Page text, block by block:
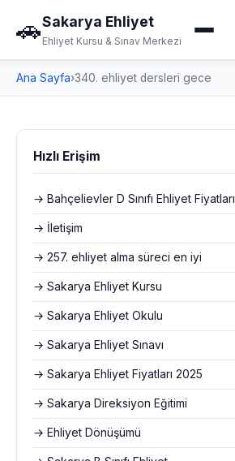
🚗Sakarya Ehliyet
Ehliyet Kursu & Sınav Merkezi
Ana Sayfa›340. ehliyet dersleri gece
Hızlı Erişim
→ Bahçelievler D Sınıfı Ehliyet Fiyatları
→ İletişim
→ 257. ehliyet alma süreci en iyi
→ Sakarya Ehliyet Kursu
→ Sakarya Ehliyet Okulu
→ Sakarya Ehliyet Sınavı
→ Sakarya Ehliyet Fiyatları 2025
→ Sakarya Direksiyon Eğitimi
→ Ehliyet Dönüşümü